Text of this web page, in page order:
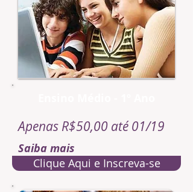
Apenas R$50,00 até 01/19
Saiba mais
Clique Aqui e Inscreva-se